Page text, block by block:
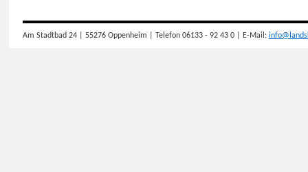
Am Stadtbad 24 | 55276 Oppenheim | Telefon 06133 - 92 43 0 | E-Mail: